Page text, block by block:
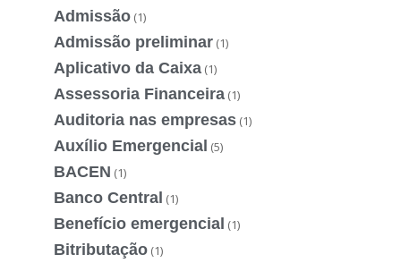
Admissão (1)
Admissão preliminar (1)
Aplicativo da Caixa (1)
Assessoria Financeira (1)
Auditoria nas empresas (1)
Auxílio Emergencial (5)
BACEN (1)
Banco Central (1)
Benefício emergencial (1)
Bitributação (1)